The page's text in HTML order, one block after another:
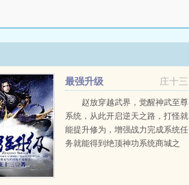
庄十三
最强升级
赵放穿越武界，觉醒神武至尊
系统，从此开启逆天之路，打怪就
能提升修为，增强战力完成系统任
务就能得到绝顶神功系统商城之